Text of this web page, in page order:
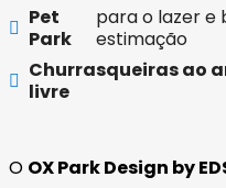
Pet
Park
para o lazer e
estimação
Churrasqueiras ao
livre
O OX Park Design by